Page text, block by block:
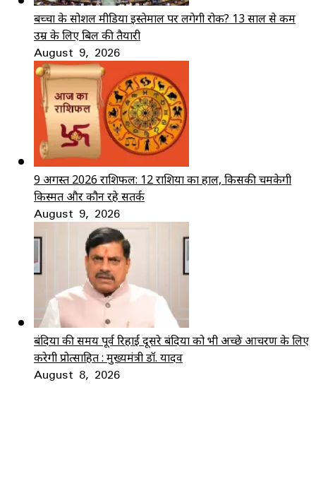
बच्चों के सोशल मीडिया इस्तेमाल पर लगेगी रोक? 13 साल से कम
उम्र के लिए बिल की तैयारी
August 9, 2026
9 अगस्त 2026 राशिफल: 12 राशियों का हाल, किसकी चमकेगी
किस्मत और कौन रहे सतर्क
August 9, 2026
बंदियों की समय पूर्व रिहाई दूसरे बंदियों को भी अच्छे आचरण के लिए
करेगी प्रोत्साहित : मुख्यमंत्री डॉ. यादव
August 8, 2026